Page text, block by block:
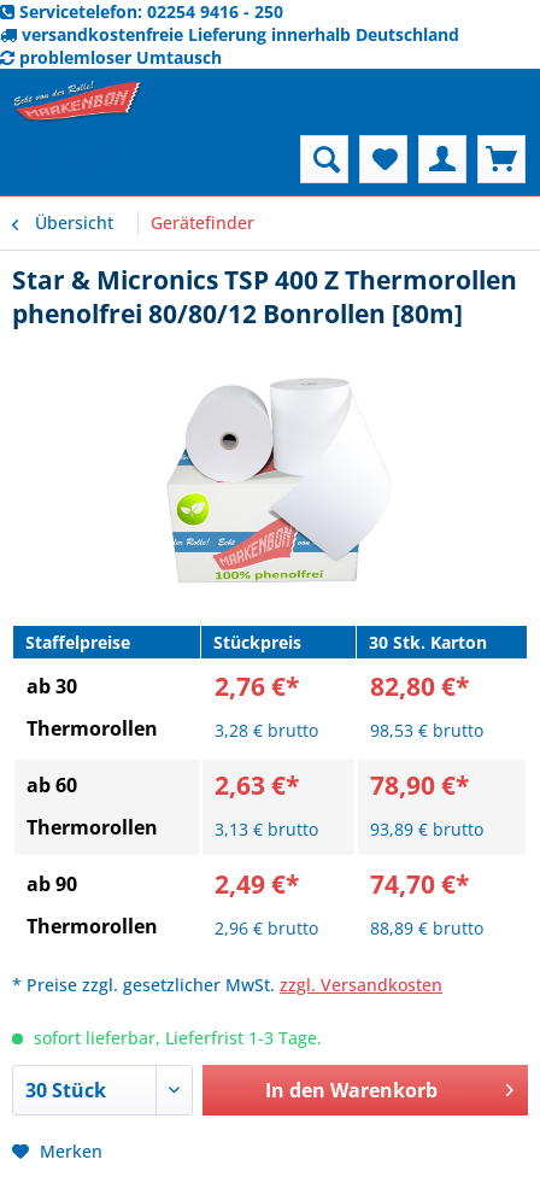
Servicetelefon: 02254 9416 - 250
versandkostenfreie Lieferung innerhalb Deutschland
problemloser Umtausch
Übersicht Gerätefinder
Star & Micronics TSP 400 Z Thermorollen
phenolfrei 80/80/12 Bonrollen [80m]
Staffelpreise Stückpreis 30 Stk. Karton
ab 30
Thermorollen
2,76 €*
3,28 € brutto
82,80 €*
98,53 € brutto
ab 60
Thermorollen
2,63 €*
3,13 € brutto
78,90 €*
93,89 € brutto
ab 90
Thermorollen
2,49 €*
2,96 € brutto
74,70 €*
88,89 € brutto
* Preise zzgl. gesetzlicher MwSt. zzgl. Versandkosten
sofort lieferbar, Lieferfrist 1-3 Tage.
In den Warenkorb
Merken